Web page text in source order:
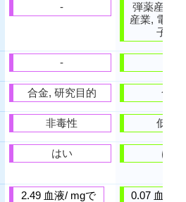
-
-
合金, 研究目的
非毒性
はい
2.49 血液/ mgで
弾薬産業,
産業, 電気
子産
合金
低毒
はい
0.07 血液/